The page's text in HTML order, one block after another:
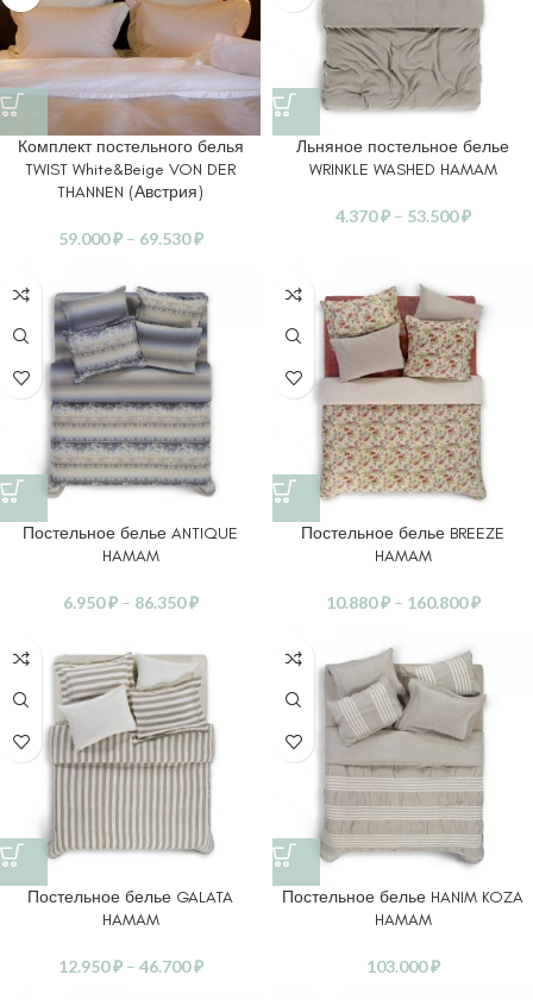
Комплект постельного белья
TWIST White&Beige VON DER
THANNEN (Австрия)
59.000₽ – 69.530₽
Льняное постельное белье
WRINKLE WASHED HAMAM
4.370₽ – 53.500₽
Постельное белье ANTIQUE
HAMAM
6.950₽ – 86.350₽
Постельное белье BREEZE
HAMAM
10.880₽ – 160.800₽
Постельное белье GALATA
HAMAM
12.950₽ – 46.700₽
Постельное белье HANIM KOZA
HAMAM
103.000₽